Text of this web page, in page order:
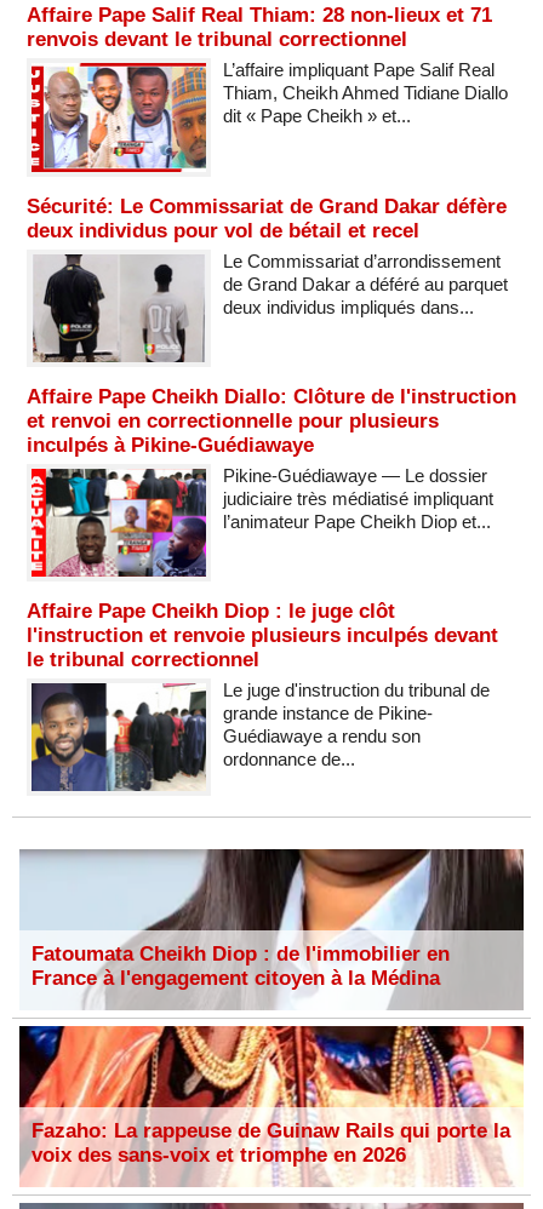
Affaire Pape Salif Real Thiam: 28 non-lieux et 71
renvois devant le tribunal correctionnel
L’affaire impliquant Pape Salif Real
Thiam, Cheikh Ahmed Tidiane Diallo
dit « Pape Cheikh » et...
Sécurité: Le Commissariat de Grand Dakar défère
deux individus pour vol de bétail et recel
Le Commissariat d’arrondissement
de Grand Dakar a déféré au parquet
deux individus impliqués dans...
Affaire Pape Cheikh Diallo: Clôture de l'instruction
et renvoi en correctionnelle pour plusieurs
inculpés à Pikine-Guédiawaye
Pikine-Guédiawaye — Le dossier
judiciaire très médiatisé impliquant
l’animateur Pape Cheikh Diop et...
Affaire Pape Cheikh Diop : le juge clôt
l'instruction et renvoie plusieurs inculpés devant
le tribunal correctionnel
Le juge d'instruction du tribunal de
grande instance de Pikine-
Guédiawaye a rendu son
ordonnance de...
Fatoumata Cheikh Diop : de l'immobilier en
France à l'engagement citoyen à la Médina
Fazaho: La rappeuse de Guinaw Rails qui porte la
voix des sans-voix et triomphe en 2026